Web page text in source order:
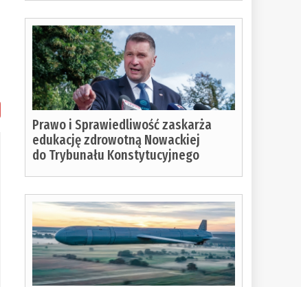
Prawo i Sprawiedliwość zaskarża
edukację zdrowotną Nowackiej
do Trybunału Konstytucyjnego